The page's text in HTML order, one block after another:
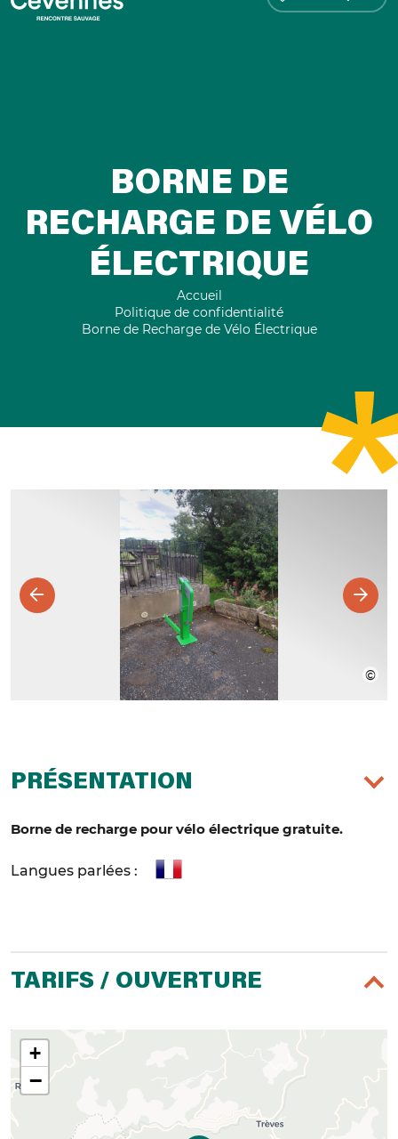
BORNE DE
RECHARGE DE VÉLO
ÉLECTRIQUE
Accueil
Politique de confidentialité
Borne de Recharge de Vélo Électrique
PRÉSENTATION
Borne de recharge pour vélo électrique gratuite.
Langues parlées :
TARIFS / OUVERTURE
+
−